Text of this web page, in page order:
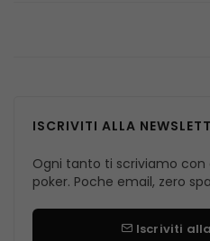
ISCRIVITI ALLA
Ogni tanto ti scriviamo con
poker. Poche email, zero
Iscriviti